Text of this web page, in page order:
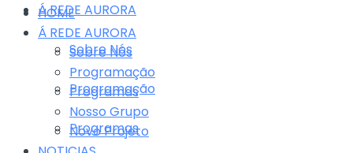
Á REDE AURORA
Sobre Nós
Programação
Programas
HOME
Á REDE AURORA
Sobre Nós
Programação
Programas
Nosso Grupo
Novo Projeto